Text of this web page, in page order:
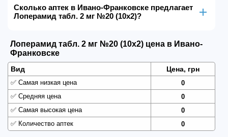
Сколько аптек в Ивано-Франковске предлагает
Лоперамид табл. 2 мг №20 (10х2)?
Лоперамид табл. 2 мг №20 (10х2) цена в Ивано-
Франковске
Вид Цена, грн
✅ Самая низкая цена
0
✅ Средняя цена
0
✅ Самая высокая цена
0
✅ Количество аптек 0